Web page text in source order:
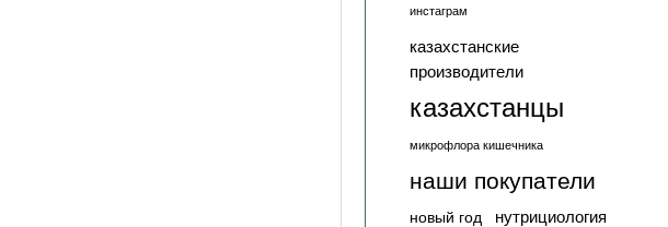
инстаграм
казахстанские
производители
казахстанцы
микрофлора кишечника
наши покупатели
новый год нутрициология